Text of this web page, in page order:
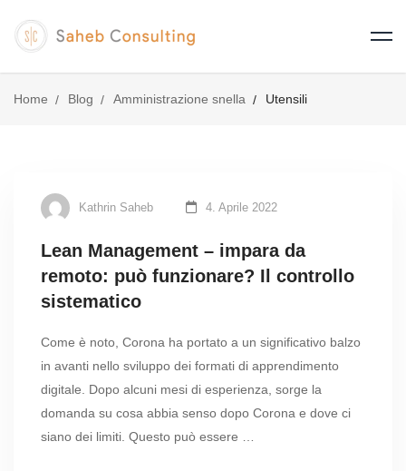
Home Blog Amministrazione snella Utensili
Kathrin Saheb 4. Aprile 2022
Lean Management – impara da
remoto: può funzionare? Il controllo
sistematico
Come è noto, Corona ha portato a un significativo balzo
in avanti nello sviluppo dei formati di apprendimento
digitale. Dopo alcuni mesi di esperienza, sorge la
domanda su cosa abbia senso dopo Corona e dove ci
siano dei limiti. Questo può essere …